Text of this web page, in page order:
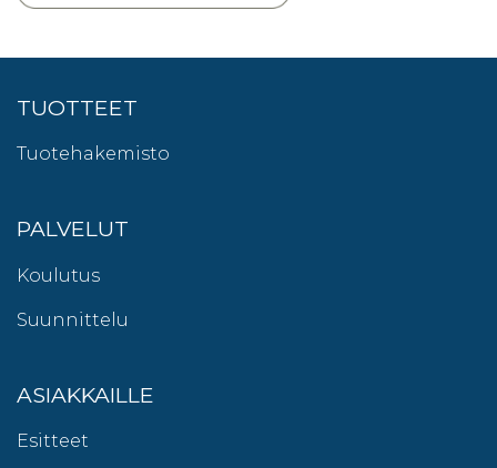
TUOTTEET
Tuotehakemisto
PALVELUT
Koulutus
Suunnittelu
ASIAKKAILLE
Esitteet